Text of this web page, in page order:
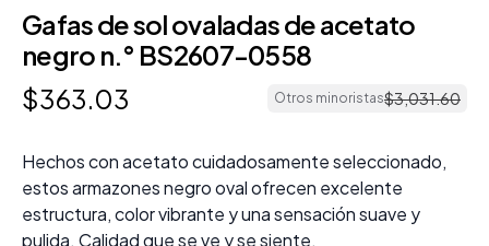
Gafas de sol ovaladas de acetato
negro n.° BS2607-0558
$363.03 Otros minoristas$3,031.60
Hechos con acetato cuidadosamente seleccionado,
estos armazones negro oval ofrecen excelente
estructura, color vibrante y una sensación suave y
pulida. Calidad que se ve y se siente.